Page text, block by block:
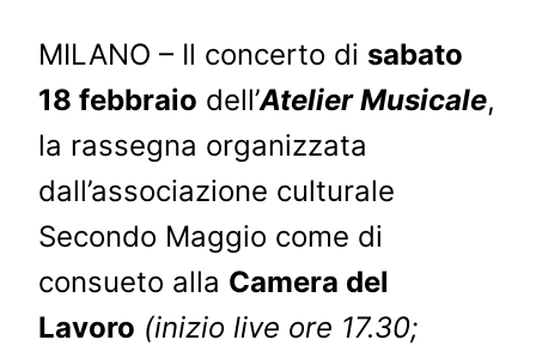
MILANO – Il concerto di sabato
18 febbraio dell’Atelier Musicale,
la rassegna organizzata
dall’associazione culturale
Secondo Maggio come di
consueto alla Camera del
Lavoro (inizio live ore 17.30;